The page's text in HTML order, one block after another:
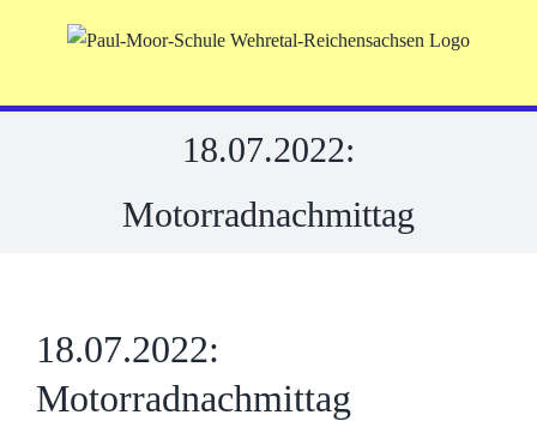
18.07.2022:
Motorradnachmittag
18.07.2022:
Motorradnachmittag